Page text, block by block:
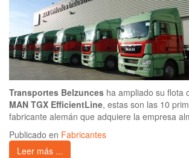
Transportes Belzunces ha ampliado su flota
MAN TGX EfficientLine, estas son las 10
fabricante alemán que adquiere la empresa
Publicado en Fabricantes
Leer más ...